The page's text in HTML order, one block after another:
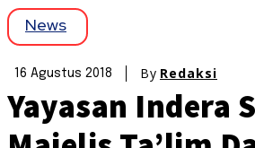
News
16 Agustus 2018 By Redaksi
Yayasan Indera